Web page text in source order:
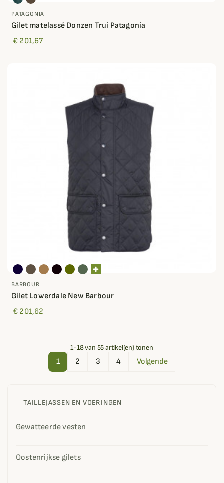
TAILLEJASSEN EN VOERINGEN
Gewatteerde vesten
Oostenrijkse gilets
PATAGONIA
Gilet matelassé Donzen Trui Patagonia
€ 201,67
BARBOUR
Gilet Lowerdale New Barbour
€ 201,62
1-18 van 55 artikel(en) tonen
1 2 3 4 Volgende